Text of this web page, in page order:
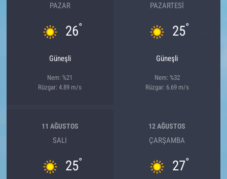
PAZAR
26°
Güneşli
Nem: %21
Rüzgar: 4.89 m/s
PAZARTESI
25°
Güneşli
Nem: %32
Rüzgar: 6.69 m/s
11 AĞUSTOS
SALI
25°
12 AĞUSTOS
ÇARŞAMBA
27°